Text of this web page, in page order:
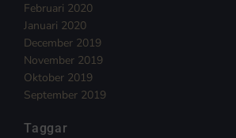
Februari 2020
Januari 2020
December 2019
November 2019
Oktober 2019
September 2019
Taggar